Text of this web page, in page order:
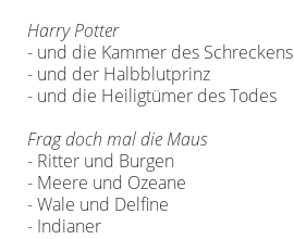
Harry Potter
- und die Kammer des Schreckens
- und der Halbblutprinz
- und die Heiligtümer des Todes
Frag doch mal die Maus
- Ritter und Burgen
- Meere und Ozeane
- Wale und Delfine
- Indianer